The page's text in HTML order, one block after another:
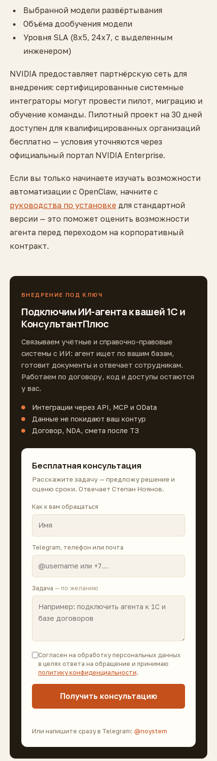
Выбранной модели развёртывания
Объёма дообучения модели
Уровня SLA (8x5, 24x7, с выделенным
инженером)
NVIDIA предоставляет партнёрскую сеть для
внедрения: сертифицированные системные
интеграторы могут провести пилот, миграцию и
обучение команды. Пилотный проект на 30 дней
доступен для квалифицированных организаций
бесплатно — условия уточняются через
официальный портал NVIDIA Enterprise.
Если вы только начинаете изучать возможности
автоматизации с OpenClaw, начните с
руководства по установке для стандартной
версии — это поможет оценить возможности
агента перед переходом на корпоративный
контракт.
ВНЕДРЕНИЕ ПОД КЛЮЧ
Подключим ИИ-агента к вашей 1С и
КонсультантПлюс
Связываем учётные и справочно-правовые
системы с ИИ: агент ищет по вашим базам,
готовит документы и отвечает сотрудникам.
Работаем по договору, код и доступы остаются
у вас.
Интеграции через API, MCP и OData
Данные не покидают ваш контур
Договор, NDA, смета после ТЗ
Бесплатная консультация
Расскажите задачу — предложу решение и
оценю сроки. Отвечает Степан Ноянов.
Как к вам обращаться
Telegram, телефон или почта
Задача — по желанию
Согласен на обработку персональных данных
в целях ответа на обращение и принимаю
политику конфиденциальности.
Получить консультацию
Или напишите сразу в Telegram: @noystem